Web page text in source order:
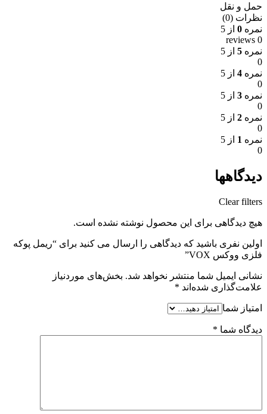
حمل و نقل
نظرات (0)
نمره 0 از 5
0 reviews
نمره 5 از 5
0
نمره 4 از 5
0
نمره 3 از 5
0
نمره 2 از 5
0
نمره 1 از 5
0
دیدگاهها
Clear filters
هیچ دیدگاهی برای این محصول نوشته نشده است.
اولین نفری باشید که دیدگاهی را ارسال می کنید برای “ریمل پوکه
فلزی ووکس VOX”
نشانی ایمیل شما منتشر نخواهد شد. بخش‌های موردنیاز
علامت‌گذاری شده‌اند *
امتیاز شما
دیدگاه شما *